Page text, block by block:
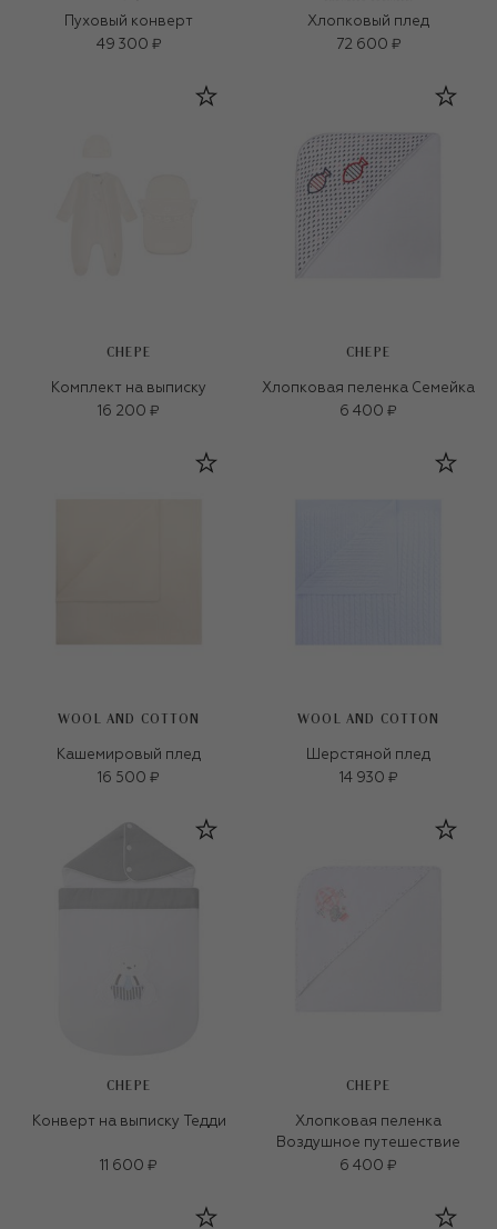
Пуховый конверт
49 300 ₽
Хлопковый плед
72 600 ₽
CHEPE
Комплект на выписку
16 200 ₽
CHEPE
Хлопковая пеленка Семейка
6 400 ₽
WOOL AND COTTON
Кашемировый плед
16 500 ₽
WOOL AND COTTON
Шерстяной плед
14 930 ₽
CHEPE
Конверт на выписку Тедди
11 600 ₽
CHEPE
Хлопковая пеленка
Воздушное путешествие
6 400 ₽